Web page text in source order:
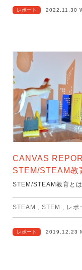
レポート 2022.11.30
CANVAS
STEM/STEAM教
STEM/STEAM教育
STEAM , STEM , レポ
レポート 2019.12.23